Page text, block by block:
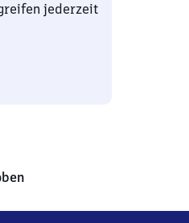
jederzeit